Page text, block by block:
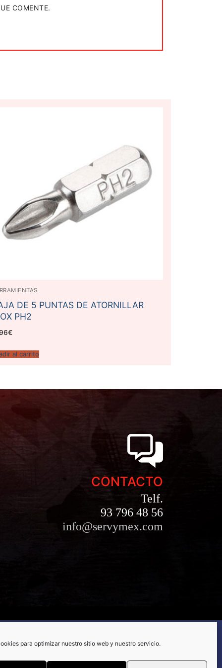
para optimizar nuestro sitio web y nuestro servicio.
COMENTE.
DE 5 PUNTAS DE ATORNILLAR
PH2
€
al carrito
CONTACTO
Telf.
93 796 48 56
info@servymex.com
DE
CONFIGURACIÓN
DE COOKIES